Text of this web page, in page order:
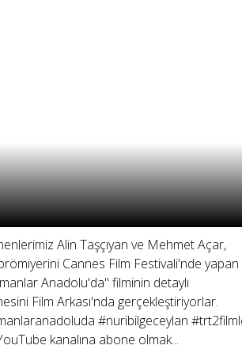
Alin Taşçıyan ve Mehmet Açar,
Cannes Film Festivali'nde yapan
Anadolu'da" filminin detaylı
Film Arkası'nda gerçekleştiriyorlar.
#nuribilgeceylan
kanalına abone olmak...